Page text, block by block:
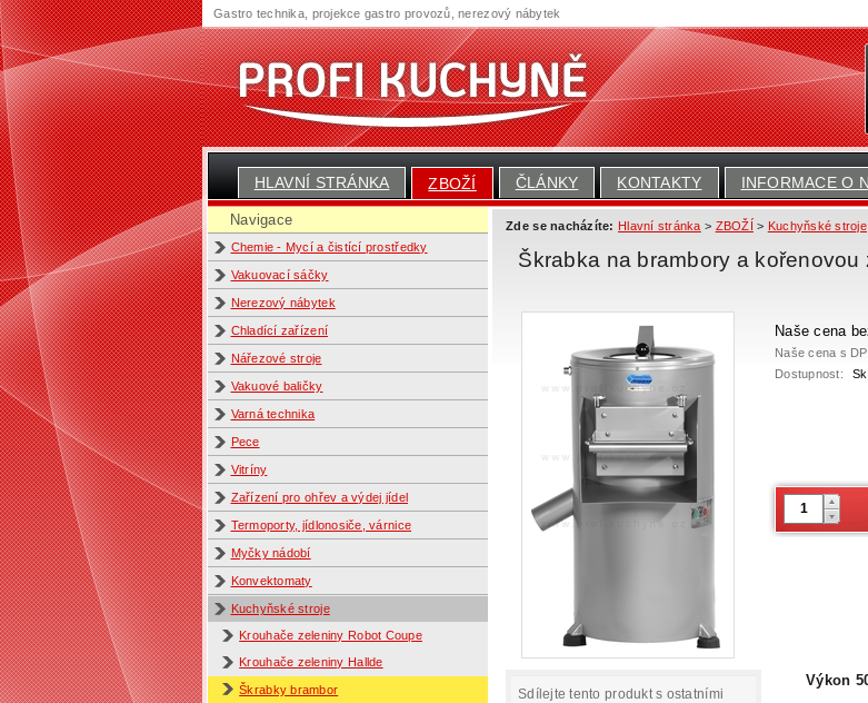
HLAVNÍ STRÁNKA ZBOŽÍ ČLÁNKY KONTAKTY INFORMACE O
Navigace
Chemie - Mycí a čistící prostředky
Vakuovací sáčky
Nerezový nábytek
Chladící zařízení
Nářezové stroje
Vakuové baličky
Varná technika
Pece
Vitríny
Zařízení pro ohřev a výdej jídel
Termoporty, jídlonosiče, várnice
Myčky nádobí
Konvektomaty
Kuchyňské stroje
Krouhače zeleniny Robot Coupe
Krouhače zeleniny Hallde
Škrabky brambor
Zde se nacházíte: Hlavní stránka > ZBOŽÍ > Kuchyňské stroje
Škrabka na brambory a kořenovou
Naše cena
Naše cena s
Dostupnost:
Sdílejte tento produkt s ostatními
Výkon
Gastro technika, projekce gastro provozů, nerezový nábytek